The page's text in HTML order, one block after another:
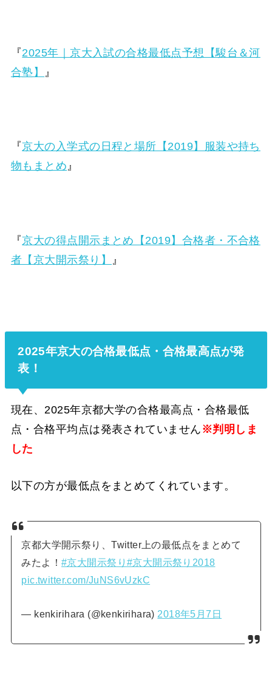
『2025年｜京大入試の合格最低点予想【駿台＆河
合塾】
』
『京大の入学式の日程と場所【2019】服装や持ち
物もまとめ』
『京大の得点開示まとめ【2019】合格者・不合格
者【京大開示祭り】
』
2025年京大の合格最低点・合格最高点が発
表！
現在、2025年京都大学の合格最高点・合格最低
点・合格平均点は発表されていません※判明しま
した
以下の方が最低点をまとめてくれています。
京都大学開示祭り、Twitter上の最低点をまとめて
みたよ！#京大開示祭り #京大開示祭り2018
pic.twitter.com/JuNS6vUzkC
— kenkirihara (@kenkirihara) 2018年5月7日